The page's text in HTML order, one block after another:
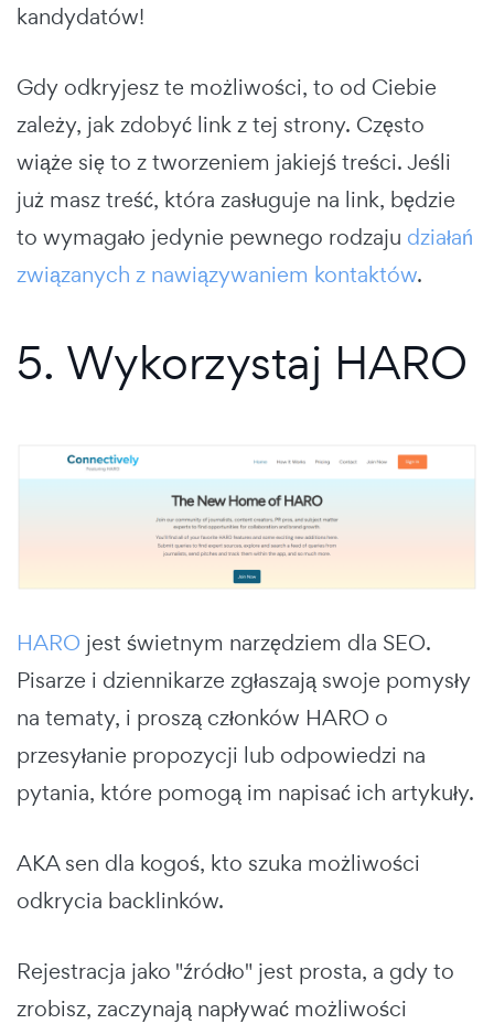
kandydatów!
Gdy odkryjesz te możliwości, to od Ciebie
zależy, jak zdobyć link z tej strony. Często
wiąże się to z tworzeniem jakiejś treści. Jeśli
już masz treść, która zasługuje na link, będzie
to wymagało jedynie pewnego rodzaju działań
związanych z nawiązywaniem kontaktów.
5. Wykorzystaj HARO
HARO jest świetnym narzędziem dla SEO.
Pisarze i dziennikarze zgłaszają swoje pomysły
na tematy, i proszą członków HARO o
przesyłanie propozycji lub odpowiedzi na
pytania, które pomogą im napisać ich artykuły.
AKA sen dla kogoś, kto szuka możliwości
odkrycia backlinków.
Rejestracja jako "źródło" jest prosta, a gdy to
zrobisz, zaczynają napływać możliwości